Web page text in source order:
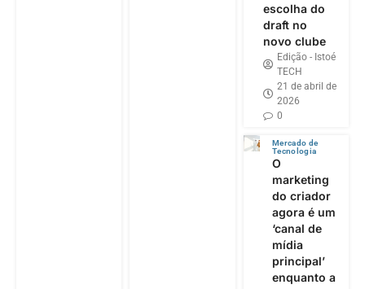
escolha do
draft no
novo clube
Edição - Istoé
TECH
21 de abril de
2026
0
Mercado de
Tecnologia
O
marketing
do criador
agora é um
‘canal de
mídia
principal’
enquanto a